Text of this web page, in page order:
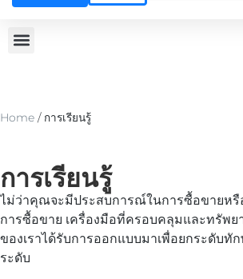
Home / การเรียนรู้
การเรียนรู้
ไม่ว่าคุณจะมีประสบการณ์ในการซื้อขายห
การซื้อขาย เครื่องมือที่ครอบคลุมและทรัพย
ของเราได้รับการออกแบบมาเพื่อยกระดับทั
ระดับ